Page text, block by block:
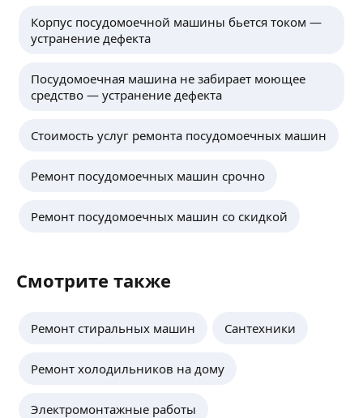
Корпус посудомоечной машины бьется током —
устранение дефекта
Посудомоечная машина не забирает моющее
средство — устранение дефекта
Стоимость услуг ремонта посудомоечных машин
Ремонт посудомоечных машин срочно
Ремонт посудомоечных машин со скидкой
Смотрите также
Ремонт стиральных машин Сантехники
Ремонт холодильников на дому
Электромонтажные работы